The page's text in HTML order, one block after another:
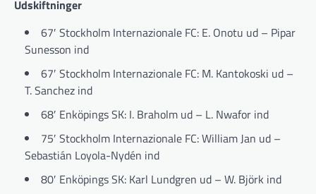
Udskiftninger
67′ Stockholm Internazionale FC: E. Onotu ud – Pipar
Sunesson ind
67′ Stockholm Internazionale FC: M. Kantokoski ud –
T. Sanchez ind
68′ Enköpings SK: I. Braholm ud – L. Nwafor ind
75′ Stockholm Internazionale FC: William Jan ud –
Sebastián Loyola-Nydén ind
80′ Enköpings SK: Karl Lundgren ud – W. Björk ind